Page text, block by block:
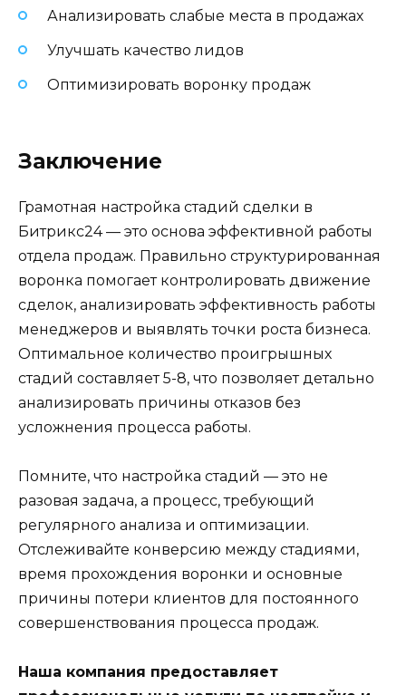
Анализировать слабые места в продажах
Улучшать качество лидов
Оптимизировать воронку продаж
Заключение
Грамотная настройка стадий сделки в
Битрикс24 — это основа эффективной работы
отдела продаж. Правильно структурированная
воронка помогает контролировать движение
сделок, анализировать эффективность работы
менеджеров и выявлять точки роста бизнеса.
Оптимальное количество проигрышных
стадий составляет 5-8, что позволяет детально
анализировать причины отказов без
усложнения процесса работы.
Помните, что настройка стадий — это не
разовая задача, а процесс, требующий
регулярного анализа и оптимизации.
Отслеживайте конверсию между стадиями,
время прохождения воронки и основные
причины потери клиентов для постоянного
совершенствования процесса продаж.
Наша компания предоставляет